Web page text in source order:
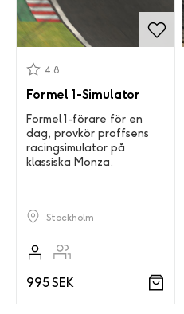
Formel 1-Simulator
4.8
Formel 1-förare för en
dag, provkör proffsens
racingsimulator på
klassiska Monza.
Stockholm
995 SEK